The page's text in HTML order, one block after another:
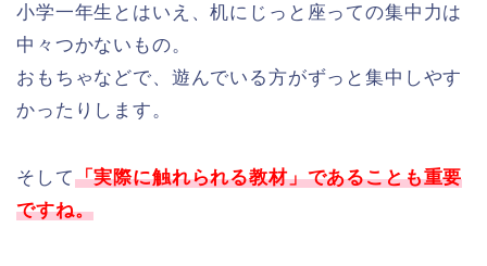
小学一年生とはいえ、机にじっと座っての集中力は
中々つかないもの。
おもちゃなどで、遊んでいる方がずっと集中しやす
かったりします。
そして「実際に触れられる教材」であることも重要
ですね。